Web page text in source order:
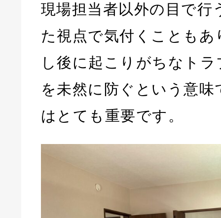
現場担当者以外の目で行
た視点で気付くこともあ
し後に起こりがちなト
を未然に防ぐという意味
はとても重要です。